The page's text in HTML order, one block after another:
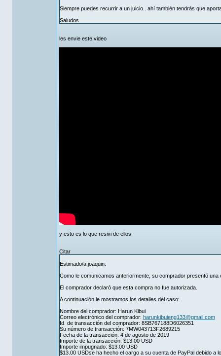
Siempre puedes recurrir a un juicio.. ahí también tendrás que
Saludos
les envie este video
y esto es lo que resivi de ellos
Citar
Estimado/a joaquin:
Como le comunicamos anteriormente, su comprador presentó
El comprador declaró que esta compra no fue autorizada.
A continuación le mostramos los detalles del caso:
Nombre del comprador: Harun Kibui
Correo electrónico del comprador: harunkibuieng133@gmail.com
Id. de transacción del comprador: 8SB767188D6026351
Su número de transacción: 7MW043713F2689215
Fecha de la transacción: 4 de agosto de 2019
Importe de la transacción: $13.00 USD
Importe impugnado: $13.00 USD
$13.00 USDse ha hecho el cargo a su cuenta de PayPal debido a